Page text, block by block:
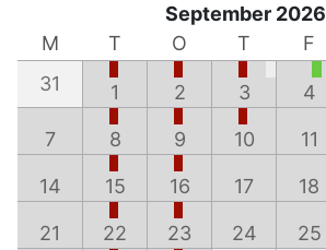
September 2026
M
T O T F
31
1 2 3 4
7 8 9 10 11
14 15 16 17 18
21 22 23 24 25